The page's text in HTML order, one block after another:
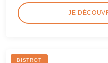
JE
BISTROT